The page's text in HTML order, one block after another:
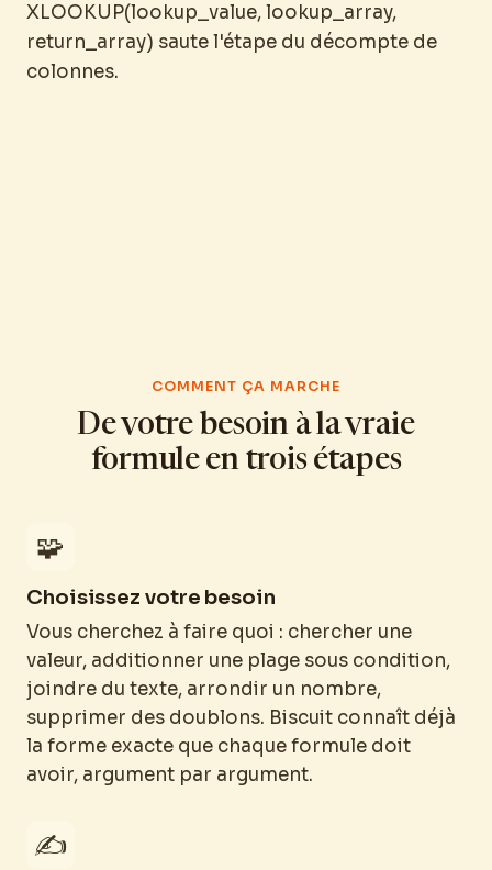
XLOOKUP(lookup_value, lookup_array,
return_array) saute l'étape du décompte de
colonnes.
COMMENT ÇA MARCHE
De votre besoin à la vraie
formule en trois étapes
🧩
Choisissez votre besoin
Vous cherchez à faire quoi : chercher une
valeur, additionner une plage sous condition,
joindre du texte, arrondir un nombre,
supprimer des doublons. Biscuit connaît déjà
la forme exacte que chaque formule doit
avoir, argument par argument.
✍️